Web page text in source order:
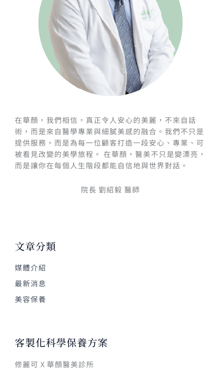
在華顏，我們相信，真正令人安心的美麗，不來自話
術，而是來自醫學專業與細膩美感的融合。我們不只是
提供服務，而是為每一位顧客打造一段安心、專業、可
被看見改變的美學旅程。 在華顏，醫美不只是變漂亮，
而是讓你在每個人生階段都能自信地與世界對話。
院長 劉紹毅 醫師
文章分類
媒體介紹
最新消息
美容保養
客製化科學保養方案
修麗可 X 華顏醫美診所